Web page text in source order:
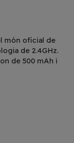
món oficial de
de 2.4GHz.
de 500 mAh i